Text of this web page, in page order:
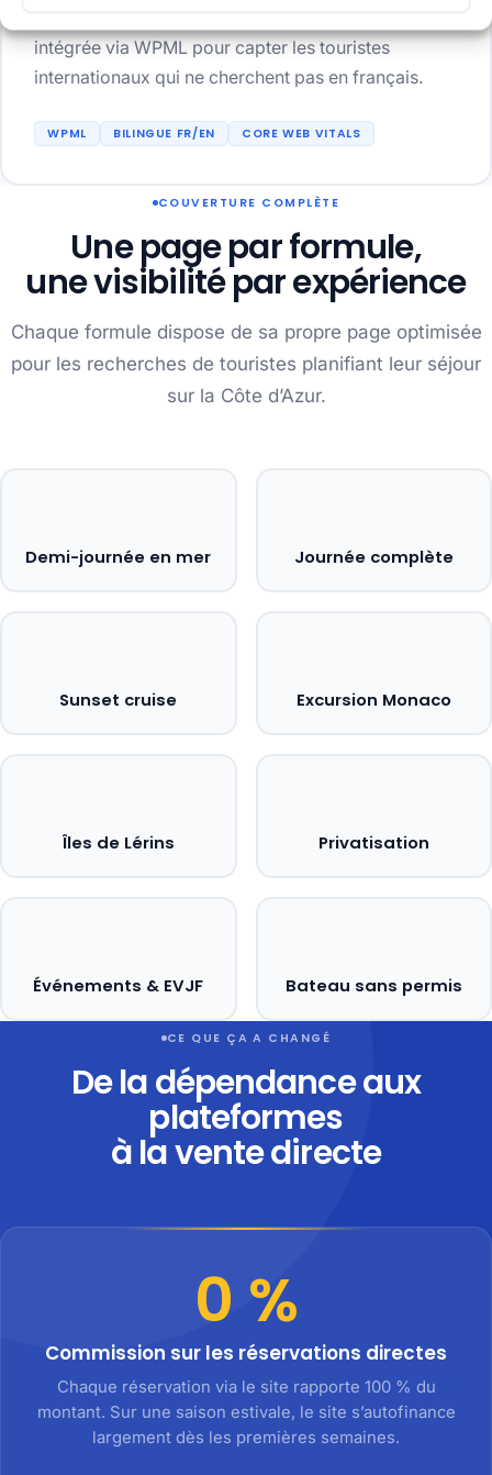
intégrée via WPML pour capter les touristes
internationaux qui ne cherchent pas en français.
WPML BILINGUE FR/EN CORE WEB VITALS
COUVERTURE COMPLÈTE
Une page par formule,
une visibilité par expérience
Chaque formule dispose de sa propre page optimisée
pour les recherches de touristes planifiant leur séjour
sur la Côte d’Azur.
Demi-journée en mer Journée complète
Sunset cruise Excursion Monaco
Îles de Lérins Privatisation
Événements & EVJF Bateau sans permis
CE QUE ÇA A CHANGÉ
De la dépendance aux
plateformes
à la vente directe
0 %
Commission sur les réservations directes
Chaque réservation via le site rapporte 100 % du
montant. Sur une saison estivale, le site s’autofinance
largement dès les premières semaines.